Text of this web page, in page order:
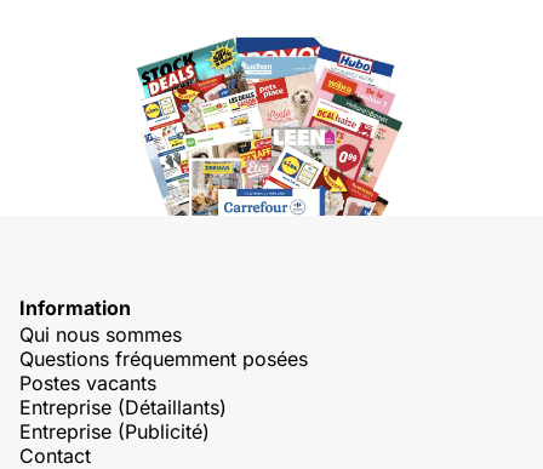
Information
Qui nous sommes
Questions fréquemment posées
Postes vacants
Entreprise (Détaillants)
Entreprise (Publicité)
Contact